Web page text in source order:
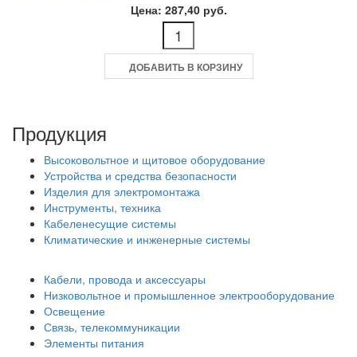
Цена: 287,40 руб.
ДОБАВИТЬ В КОРЗИНУ
Продукция
Высоковольтное и щитовое оборудование
Устройства и средства безопасности
Изделия для электромонтажа
Инструменты, техника
Кабеленесущие системы
Климатические и инженерные системы
Кабели, провода и аксессуары
Низковольтное и промышленное электрооборудование
Освещение
Связь, телекоммуникации
Элементы питания